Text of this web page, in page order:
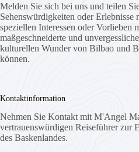
Melden Sie sich bei uns und teilen
Sehenswürdigkeiten oder Erlebnisse
speziellen Interessen oder Vorlieben
maßgeschneiderte und
kulturellen Wunder von Bilbao und
können.
Kontaktinformation
Nehmen Sie Kontakt mit M'Angel
vertrauenswürdigen Reiseführer zur
des Baskenlandes.